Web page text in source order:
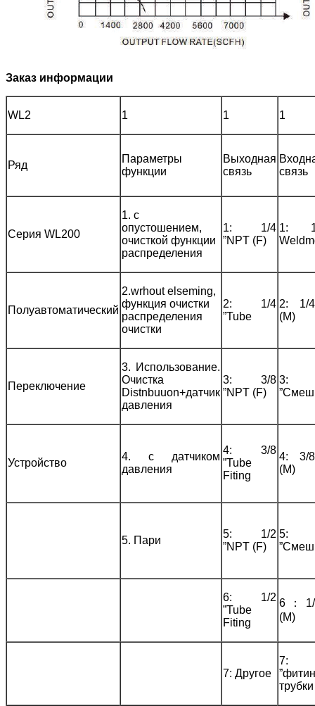
Заказ информации
WL2 1 1 1
Ряд
Параметры
функции
Выходная
связь
связь
Серия WL200
1. с
опустошением,
очисткой функции
распределения
1: 1/4
”NPT (F)
1:
Полуавтоматический
2.wrhout elseming,
функция очистки
распределения
очистки
2: 1/4
”Tube
2: 1/
(M)
Переключение
3. Использование.
Очистка
Distnbuuon+датчик
давления
3: 3/8
”NPT (F)
3:
Устройство
4. с датчиком
давления
4: 3/8
”Tube
Fiting
4: 3/
(M)
5. Пари
5: 1/2
”NPT (F)
5:
6: 1/2
”Tube
Fiting
6 ：
(M)
7: Другое
7:
трубки